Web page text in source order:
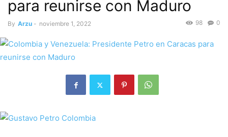
para reunirse con Maduro
By Arzu - noviembre 1, 2022 0
98